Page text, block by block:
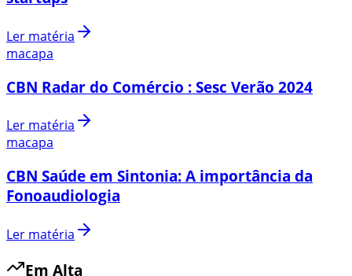
Ler matéria
macapa
CBN Radar do Comércio : Sesc Verão 2024
Ler matéria
macapa
CBN Saúde em Sintonia: A importância da
Fonoaudiologia
Ler matéria
Em Alta